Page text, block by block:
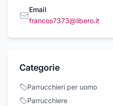
Email
francos7373@libero.it
Categorie
Parrucchieri per uomo
Parrucchiere